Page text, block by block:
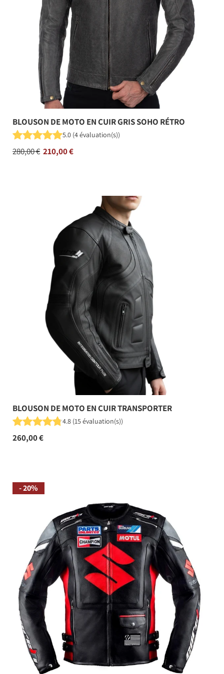
BLOUSON DE MOTO EN CUIR GRIS SOHO RÉTRO
5.0 (4évaluation(s))
Prix
280,00 € 210,00 €
BLOUSON DE MOTO EN CUIR TRANSPORTER
4.8 (15évaluation(s))
260,00 €
- 20%